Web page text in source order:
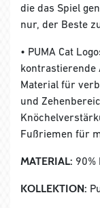
die das Spiel
nur, der Beste
• PUMA Cat
kontrastierende
Material für
und
Fußriemen für
MATERIAL: 90%
KOLLEKTION: